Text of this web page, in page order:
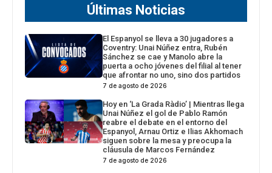
Últimas Noticias
El Espanyol se lleva a 30 jugadores a
Coventry: Unai Núñez entra, Rubén
Sánchez se cae y Manolo abre la
puerta a ocho jóvenes del filial al tener
que afrontar no uno, sino dos partidos
7 de agosto de 2026
Hoy en ‘La Grada Ràdio’ | Mientras llega
Unai Núñez el gol de Pablo Ramón
reabre el debate en el entorno del
Espanyol, Arnau Ortiz e Ilias Akhomach
siguen sobre la mesa y preocupa la
cláusula de Marcos Fernández
7 de agosto de 2026